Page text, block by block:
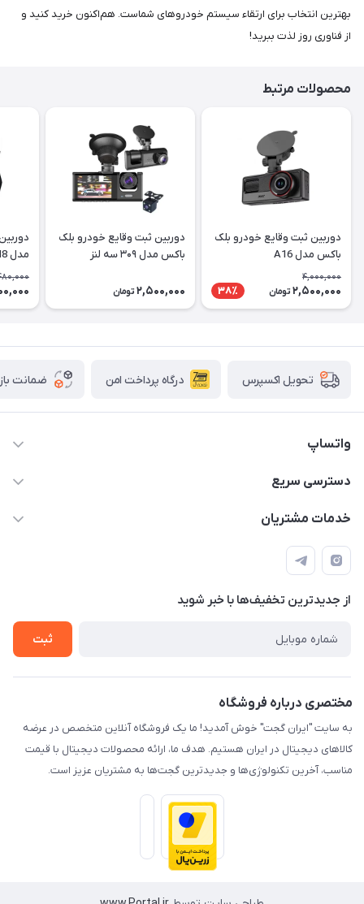
بهترین انتخاب برای ارتقاء سیستم خودروهای شماست. هم‌اکنون خرید کنید و
از فناوری روز لذت ببرید!
محصولات مرتبط
دوربین ثبت وقایع خودرو بلک
باکس مدل A16
4,000,000
2,500,000 تومان 38٪
دوربین ثبت وقایع خودرو بلک
باکس مدل ۳۰۹ سه لنز
2,500,000 تومان
مدل M8
تحویل اکسپرس درگاه پرداخت امن ضمانت
واتساپ
09933276933 واتس اپ و اینستاگرام - فقط
دسترسی سریع
حساب کاربری
لیست محصولات
درباره ما
خدمات مشتریان
قوانین و مقررات
حریم خصوصی
راهنما
از جدید‌ترین تخفیف‌ها با‌ خبر شوید
ثبت
مختصری درباره فروشگاه
به سایت "ایران گجت" خوش آمدید! ما یک فروشگاه آنلاین متخصص در عرضه
کالاهای دیجیتال در ایران هستیم. هدف ما، ارائه محصولات دیجیتال با قیمت
مناسب، آخرین تکنولوژی‌ها و جدیدترین گجت‌ها به مشتریان عزیز است.